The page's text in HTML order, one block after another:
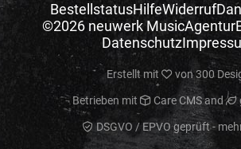
BestellstatusHilfeWiderruf
©2026 neuwerk MusicAgentur
Datenschutz
Erstellt mit von300
Betrieben mit Care CMSand
DSGVO / EPVO geprüft -